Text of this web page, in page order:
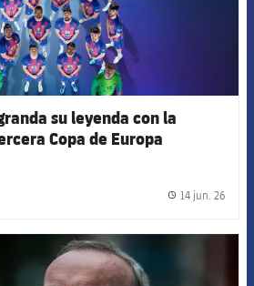
su leyenda con la
Copa de Europa
14 jun. 26
FCB Barcelona badge